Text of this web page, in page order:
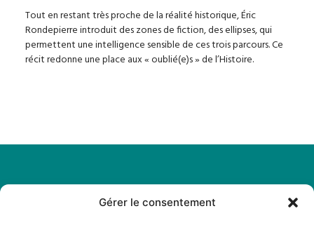
Gérer le consentement
Tout en restant très proche de la réalité historique, Éric
Rondepierre introduit des zones de fiction, des ellipses, qui
permettent une intelligence sensible de ces trois parcours. Ce
récit redonne une place aux « oublié(e)s » de l’Histoire.